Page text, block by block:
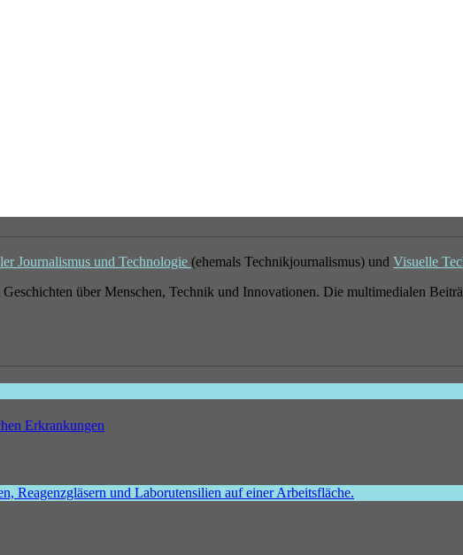
Journalismus und Technologie (ehemals Technikjournalismus) und Visuelle
Geschichten über Menschen, Technik und Innovationen. Die multimedialen
Erkrankungen